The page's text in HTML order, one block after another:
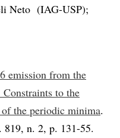
Neto (IAG-USP);
emission from the
to the
the periodic minima.
819, n. 2, p. 131-55.